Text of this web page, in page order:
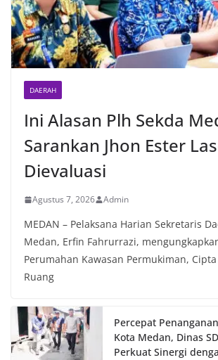
DAERAH
Ini Alasan Plh Sekda
Sarankan Jhon Ester
Dievaluasi
Agustus 7, 2026 Admin
MEDAN – Pelaksana Harian Sekretaris
Medan, Erfin Fahrurrazi,
Perumahan Kawasan Permukiman,
Ruang
Percepat
Kota Medan, Dinas
Perkuat Sinergi